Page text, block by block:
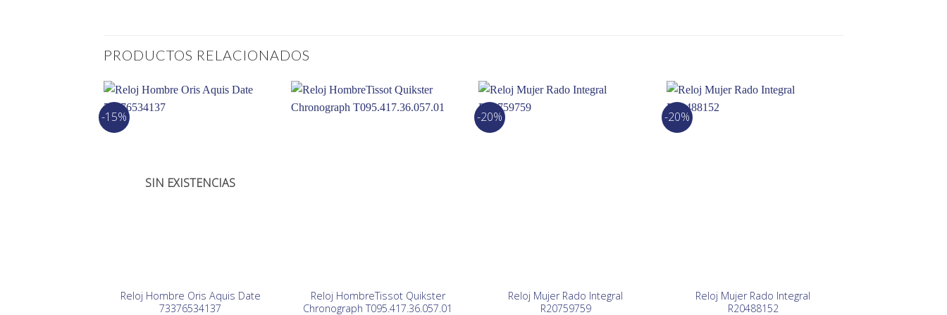
PRODUCTOS RELACIONADOS
-15%
SIN EXISTENCIAS
Reloj Hombre Oris Aquis Date
73376534137
Reloj HombreTissot Quikster
Chronograph T095.417.36.057.01
-20%
Reloj Mujer Rado Integral
R20759759
-20%
Reloj Mujer Rado Integral
R20488152